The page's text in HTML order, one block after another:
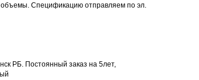
Спецификацию отправляем по эл.
РБ. Постоянный заказ на 5лет,